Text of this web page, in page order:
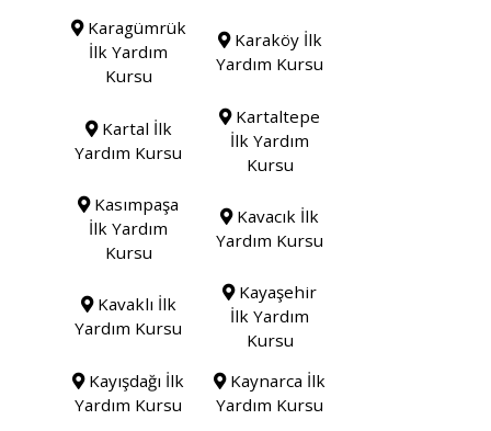
Karagümrük
İlk Yardım
Kursu
Karaköy İlk
Yardım Kursu
Kartal İlk
Yardım Kursu
Kartaltepe
İlk Yardım
Kursu
Kasımpaşa
İlk Yardım
Kursu
Kavacık İlk
Yardım Kursu
Kavaklı İlk
Yardım Kursu
Kayaşehir
İlk Yardım
Kursu
Kayışdağı İlk
Yardım Kursu
Kaynarca İlk
Yardım Kursu